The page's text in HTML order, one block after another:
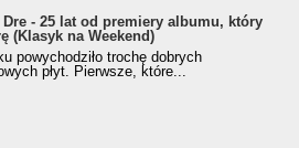
Dre - 25 lat od premiery albumu, który
(Klasyk na Weekend)
powychodziło trochę dobrych
płyt. Pierwsze, które...